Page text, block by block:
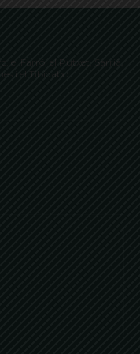
el Farró, el Putxet, Sarrià,
i el Tibidabo